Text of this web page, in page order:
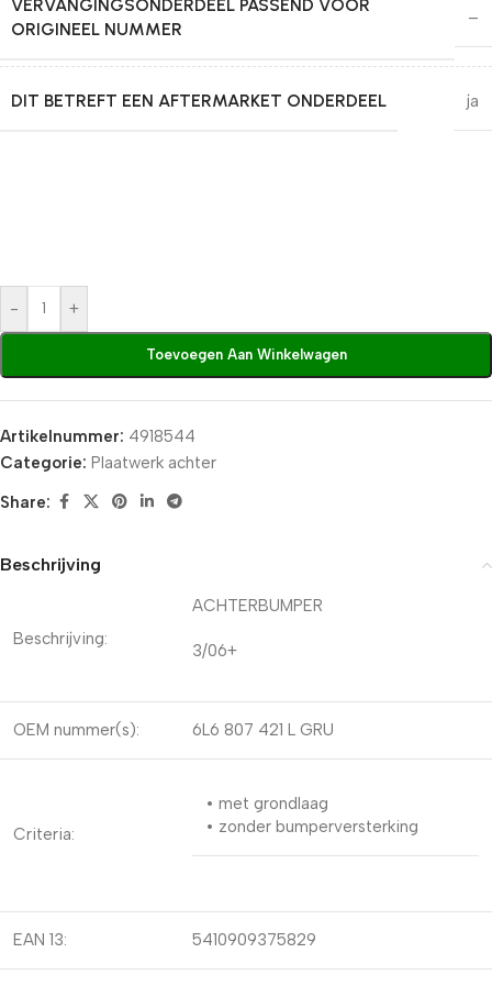
VERVANGINGSONDERDEEL PASSEND VOOR
ORIGINEEL NUMMER
–
DIT BETREFT EEN AFTERMARKET ONDERDEEL ja
- +
Toevoegen Aan Winkelwagen
Artikelnummer: 4918544
Categorie: Plaatwerk achter
Share:
Beschrijving
Beschrijving:
ACHTERBUMPER
3/06+
OEM nummer(s): 6L6 807 421 L GRU
Criteria:
• met grondlaag
• zonder bumperversterking
EAN 13: 5410909375829